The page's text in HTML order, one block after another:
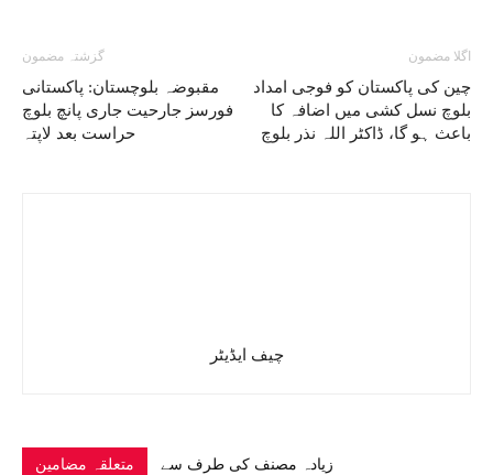
گزشتہ مضمون
مقبوضہ بلوچستان: پاکستانی
فورسز جارحیت جاری پانچ بلوچ
حراست بعد لاپتہ
اگلا مضمون
چین کی پاکستان کو فوجی امداد
بلوچ نسل کشی میں اضافہ کا
باعث ہو گا، ڈاکٹر اللہ نذر بلوچ
چیف ایڈیٹر
متعلقہ مضامین زیادہ مصنف کی طرف سے